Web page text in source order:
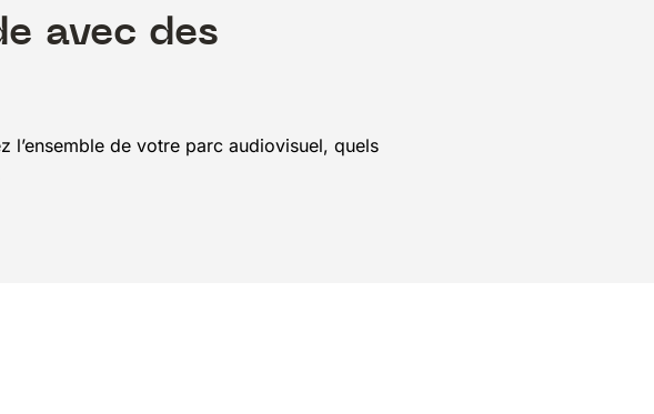
avec des
de votre parc audiovisuel, quels